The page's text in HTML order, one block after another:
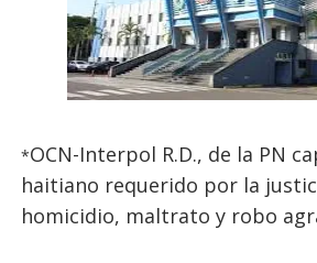
*OCN-Interpol R.D., de la PN
haitiano requerido por la
homicidio, maltrato y robo